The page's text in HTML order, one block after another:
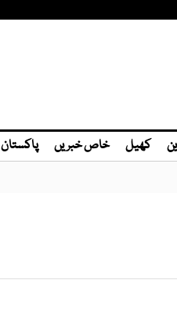
کھیل خاص خبریں پاکستان